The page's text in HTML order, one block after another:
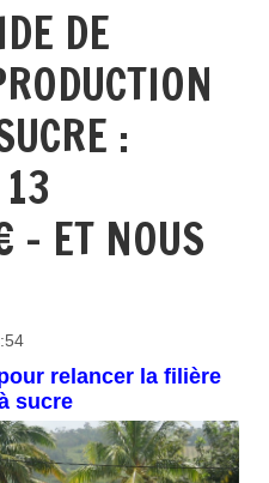
DE
:
- ET NOUS
relancer la filière
sucre